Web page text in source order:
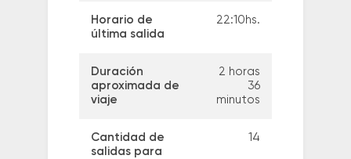
Horario de
última salida
22:10hs.
Duración
aproximada de
viaje
2 horas
36
minutos
Cantidad de
salidas para
14